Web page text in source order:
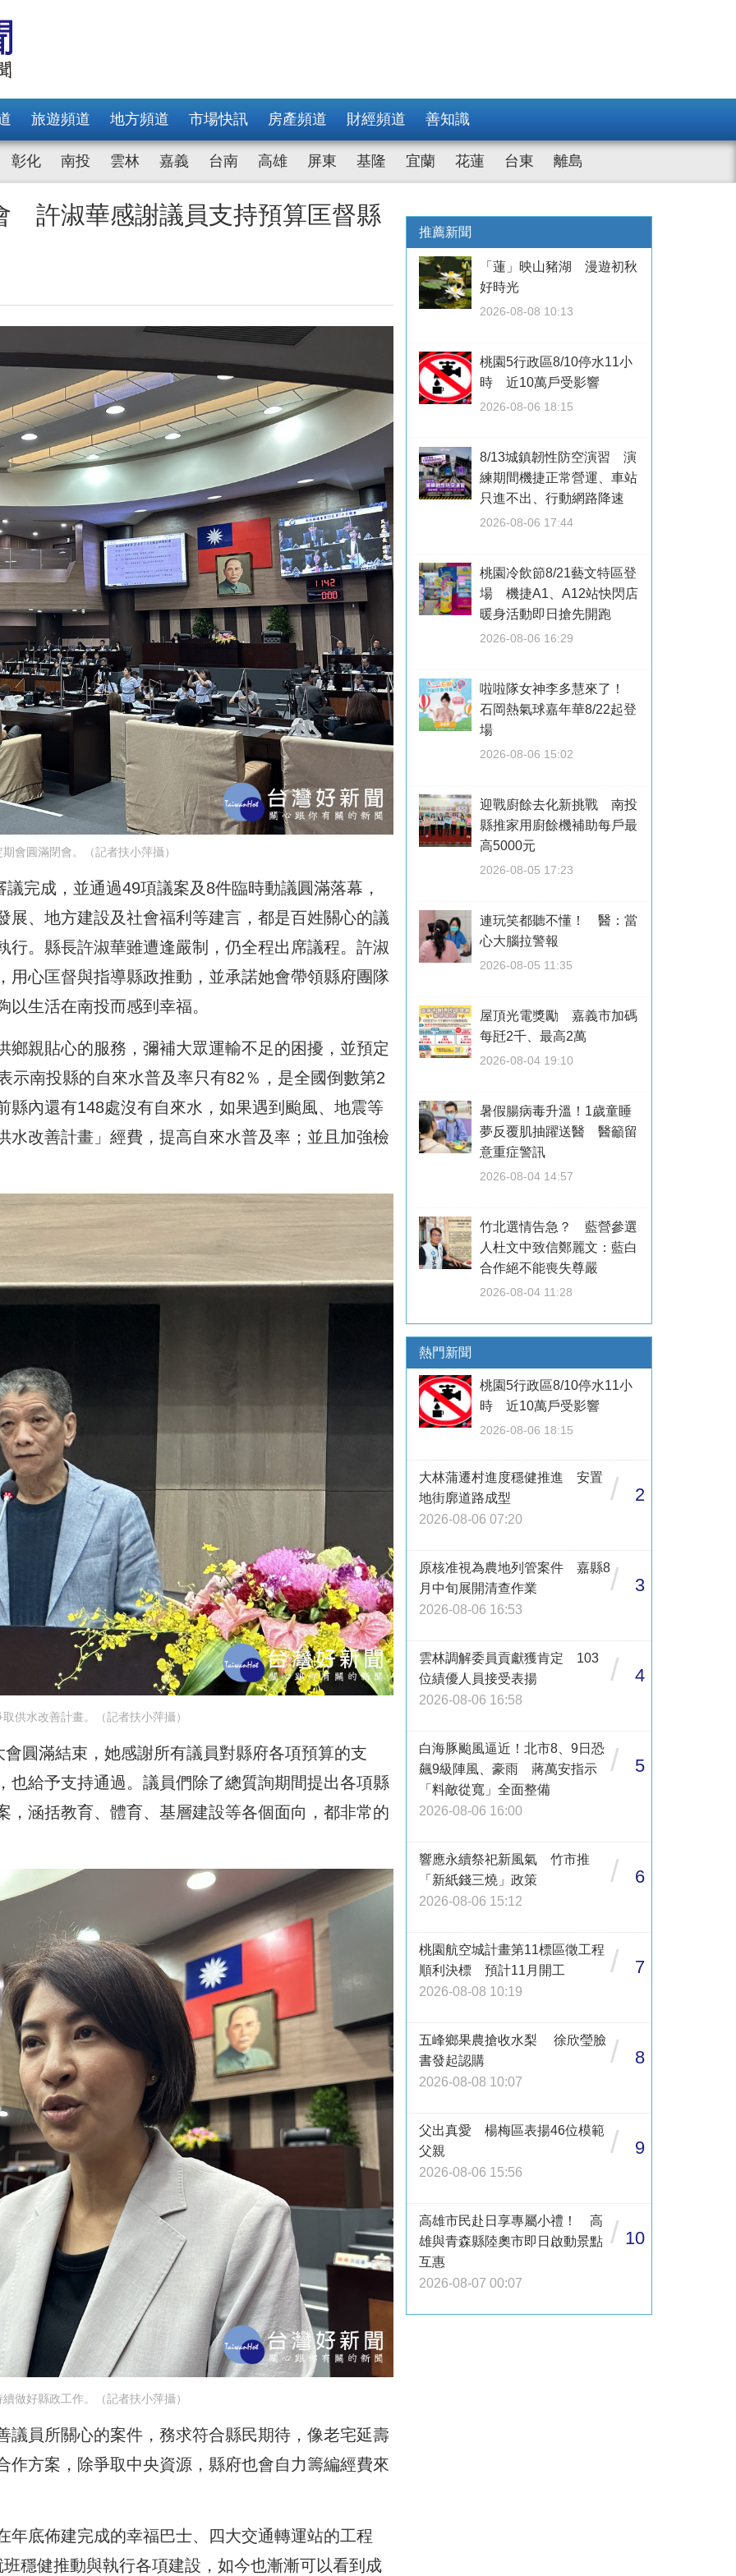
旅遊頻道 地方頻道 市場快訊 房產頻道 財經頻道 善知識
彰化 南投 雲林 嘉義 台南 高雄 屏東 基隆 宜蘭 花蓮 台東 離島
許淑華感謝議員支持預算匡督縣
會圓滿閉會。（記者扶小萍攝）
完成，並通過49項議案及8件臨時動議圓滿落幕，
展、地方建設及社會福利等建言，都是百姓關心的議
行。縣長許淑華雖遭逢嚴制，仍全程出席議程。許淑
用心匡督與指導縣政推動，並承諾她會帶領縣府團隊
生活在南投而感到幸福。
鄉親貼心的服務，彌補大眾運輸不足的困擾，並預定
示南投縣的自來水普及率只有82％，是全國倒數第2
縣內還有148處沒有自來水，如果遇到颱風、地震等
水改善計畫」經費，提高自來水普及率；並且加強檢
供水改善計畫。（記者扶小萍攝）
圓滿結束，她感謝所有議員對縣府各項預算的支
也給予支持通過。議員們除了總質詢期間提出各項縣
，涵括教育、體育、基層建設等各個面向，都非常的
做好縣政工作。（記者扶小萍攝）
議員所關心的案件，務求符合縣民期待，像老宅延壽
作方案，除爭取中央資源，縣府也會自力籌編經費來
年底佈建完成的幸福巴士、四大交通轉運站的工程
穩健推動與執行各項建設，如今也漸漸可以看到成
推薦新聞
「蓮」映山豬湖 漫遊初秋
好時光
2026-08-08 10:13
桃園5行政區8/10停水11小
時 近10萬戶受影響
2026-08-06 18:15
8/13城鎮韌性防空演習 演
練期間機捷正常營運、車站
只進不出、行動網路降速
2026-08-06 17:44
桃園冷飲節8/21藝文特區登
場 機捷A1、A12站快閃店
暖身活動即日搶先開跑
2026-08-06 16:29
啦啦隊女神李多慧來了！
石岡熱氣球嘉年華8/22起登
場
2026-08-06 15:02
迎戰廚餘去化新挑戰 南投
縣推家用廚餘機補助每戶最
高5000元
2026-08-05 17:23
連玩笑都聽不懂！ 醫：當
心大腦拉警報
2026-08-05 11:35
屋頂光電獎勵 嘉義市加碼
每瓩2千、最高2萬
2026-08-04 19:10
暑假腸病毒升溫！1歲童睡
夢反覆肌抽躍送醫 醫籲留
意重症警訊
2026-08-04 14:57
竹北選情告急？ 藍營參選
人杜文中致信鄭麗文：藍白
合作絕不能喪失尊嚴
2026-08-04 11:28
熱門新聞
桃園5行政區8/10停水11小
時 近10萬戶受影響
2026-08-06 18:15
大林蒲遷村進度穩健推進 安置
地街廓道路成型
2026-08-06 07:20
/ 2
原核准視為農地列管案件 嘉縣8
月中旬展開清查作業
2026-08-06 16:53
/ 3
雲林調解委員貢獻獲肯定 103
位績優人員接受表揚
2026-08-06 16:58
/ 4
白海豚颱風逼近！北市8、9日恐
飆9級陣風、豪雨 蔣萬安指示
「料敵從寬」全面整備
2026-08-06 16:00
/ 5
響應永續祭祀新風氣 竹市推
「新紙錢三燒」政策
2026-08-06 15:12
/ 6
桃園航空城計畫第11標區徵工程
順利決標 預計11月開工
2026-08-08 10:19
/ 7
五峰鄉果農搶收水梨 徐欣瑩臉
書發起認購
2026-08-08 10:07
/ 8
父出真愛 楊梅區表揚46位模範
父親
2026-08-06 15:56
/ 9
高雄市民赴日享專屬小禮！ 高
雄與青森縣陸奧市即日啟動景點
互惠
2026-08-07 00:07
/ 10